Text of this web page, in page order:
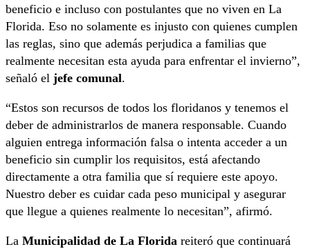
beneficio e incluso con postulantes que no viven en La
Florida. Eso no solamente es injusto con quienes cumplen
las reglas, sino que además perjudica a familias que
realmente necesitan esta ayuda para enfrentar el invierno”,
señaló el jefe comunal.
“Estos son recursos de todos los floridanos y tenemos el
deber de administrarlos de manera responsable. Cuando
alguien entrega información falsa o intenta acceder a un
beneficio sin cumplir los requisitos, está afectando
directamente a otra familia que sí requiere este apoyo.
Nuestro deber es cuidar cada peso municipal y asegurar
que llegue a quienes realmente lo necesitan”, afirmó.
La Municipalidad de La Florida reiteró que continuará